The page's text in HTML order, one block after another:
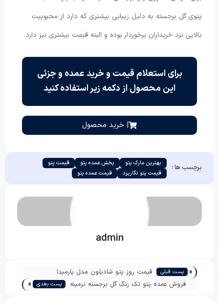
پتوی گل برجسته به دلیل زیبایی بیشتری که دارد از محبوبیت
بالایی نزد خریداران برخوردار بوده و البته قیمت بیشتری نیز دارد.
برای استعلام قیمت و خرید عمده و جزئی
این محصول از دکمه زیر استفاده کنید
| خرید محصول
برچسب ها : بهترین مارک پتو پخش عمده پتو
قیمت پتو
قیمت پتو نگاریزد
قیمت عمده پتو
admin
« پست قبلی
قیمت روز پتو شادیلون مدل پارمیدا
فروش عمده پتو تک رنگ گل برجسته نرمینه
پست بعدی »